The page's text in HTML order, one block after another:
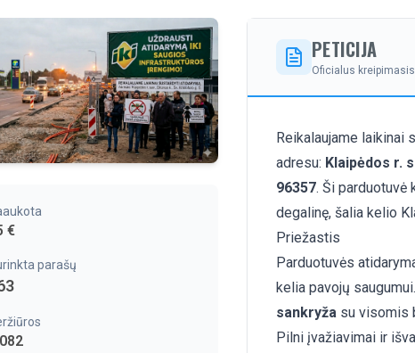
€
parašų
PETICIJA
Oficialus kreipimasis
Reikalaujame laikinai
adresu: Klaipėdos r.
96357. Ši parduotuvė
degalinę, šalia kelio
Priežastis
Parduotuvės
kelia pavojų
sankryžasu visomis
Pilni įvažiavimai ir